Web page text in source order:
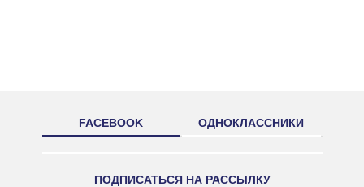
FACEBOOK ОДНОКЛАССНИКИ
ПОДПИСАТЬСЯ НА РАССЫЛКУ